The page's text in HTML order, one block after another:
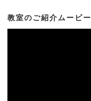
教室のご紹介ムービー